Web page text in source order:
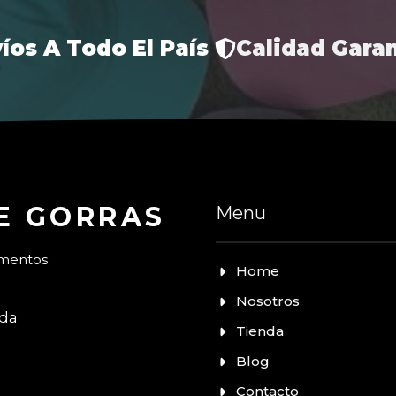
A Todo El País Calidad
GORRAS Menu
Home
Nosotros
Tienda
Blog
Contacto